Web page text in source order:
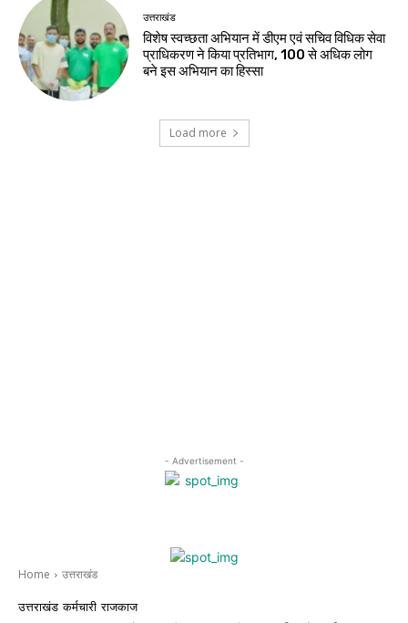
उत्तराखंड
विशेष स्वच्छता अभियान में डीएम एवं सचिव विधिक सेवा
प्राधिकरण ने किया प्रतिभाग, 100 से अधिक लोग
बने इस अभियान का हिस्सा
Load more
- Advertisement -